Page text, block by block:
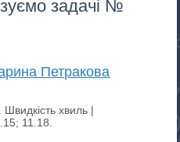
задачі №
Петракова